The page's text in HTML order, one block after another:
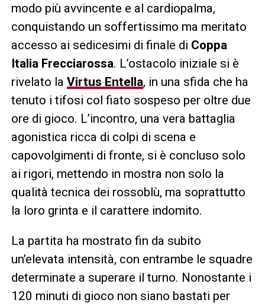
modo più avvincente e al cardiopalma,
conquistando un soffertissimo ma meritato
accesso ai sedicesimi di finale di Coppa
Italia Frecciarossa. L’ostacolo iniziale si è
rivelato la Virtus Entella, in una sfida che ha
tenuto i tifosi col fiato sospeso per oltre due
ore di gioco. L’incontro, una vera battaglia
agonistica ricca di colpi di scena e
capovolgimenti di fronte, si è concluso solo
ai rigori, mettendo in mostra non solo la
qualità tecnica dei rossoblù, ma soprattutto
la loro grinta e il carattere indomito.
La partita ha mostrato fin da subito
un’elevata intensità, con entrambe le squadre
determinate a superare il turno. Nonostante i
120 minuti di gioco non siano bastati per